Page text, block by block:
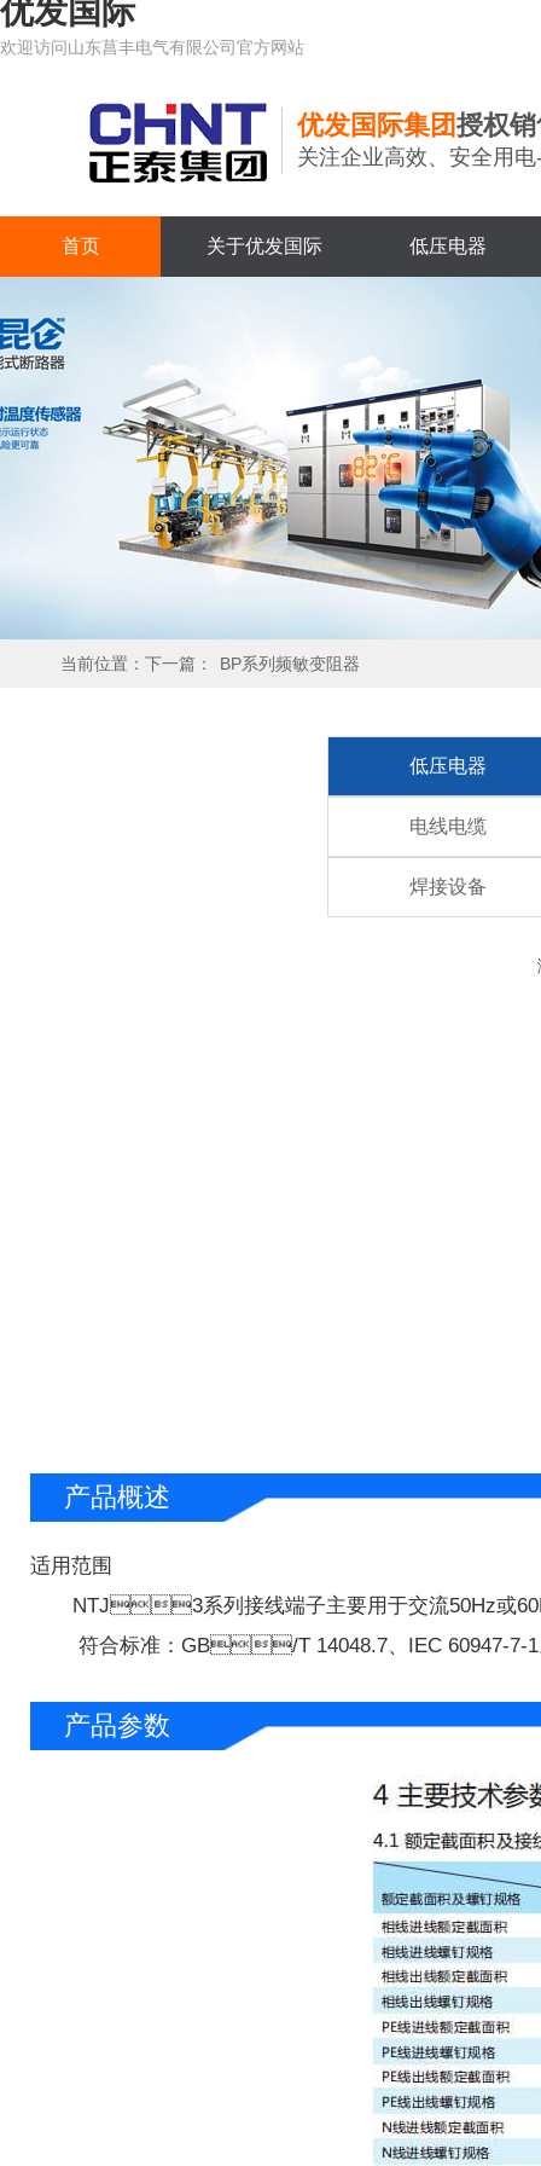
优发国际
欢迎访问山东菖丰电气有限公司官方网站
优发国际集团授权
关注企业高效、安全用
首页 关于优发国际 低压电器
当前位置：下一篇： BP系列频敏变阻器
低压电器
电线电缆
焊接设备
产品概述
适用范围
NTJ3系列接线端子主要用于交流50Hz
符合标准：GB/T 14048.7、IEC 60947-7-1
产品参数